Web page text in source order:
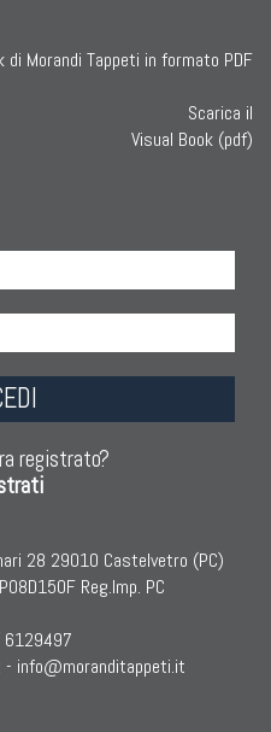
Scarica il
Visual Book (pdf)
registrato?
28 29010 Castelvetro (PC)
Reg.Imp. PC
- info@moranditappeti.it